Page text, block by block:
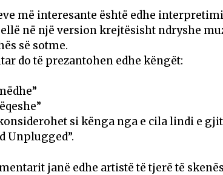
më interesante është edhe
në një version krejtësisht ndryshe
së sotme.
do të prezantohen edhe këngët:
si kënga nga e cila lindi e
Unplugged”.
janë edhe artistë të tjerë të